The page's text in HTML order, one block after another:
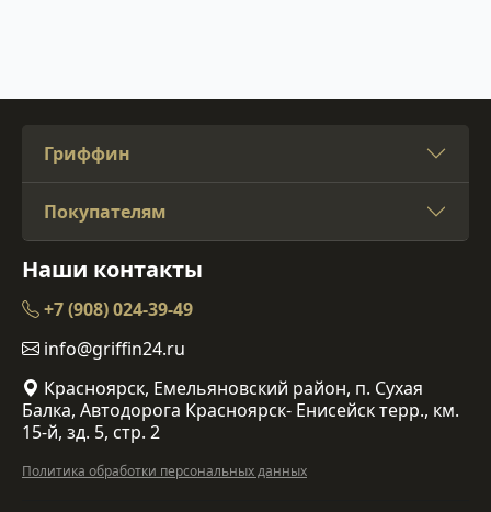
Гриффин
Покупателям
Наши контакты
+7 (908) 024-39-49
info@griffin24.ru
Красноярск, Емельяновский район, п. Сухая
Балка, Автодорога Красноярск- Енисейск терр., км.
15-й, зд. 5, стр. 2
Политика обработки персональных данных